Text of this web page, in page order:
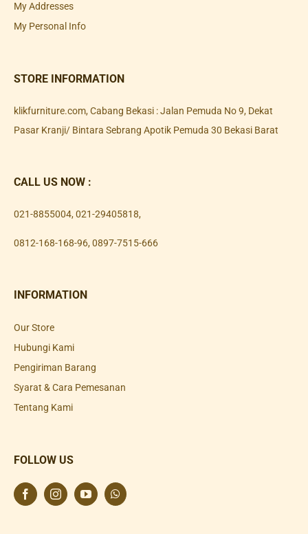
My Addresses
My Personal Info
STORE INFORMATION
klikfurniture.com, Cabang Bekasi : Jalan Pemuda No 9, Dekat
Pasar Kranji/ Bintara Sebrang Apotik Pemuda 30 Bekasi Barat
CALL US NOW :
021-8855004, 021-29405818,
0812-168-168-96, 0897-7515-666
INFORMATION
Our Store
Hubungi Kami
Pengiriman Barang
Syarat & Cara Pemesanan
Tentang Kami
FOLLOW US